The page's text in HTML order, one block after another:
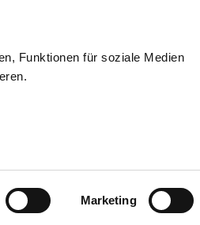
Funktionen für soziale Medien
Marketing